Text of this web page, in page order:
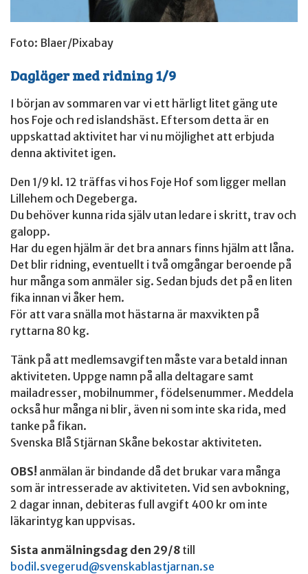
Foto: Blaer/Pixabay
Dagläger med ridning 1/9
I början av sommaren var vi ett härligt litet gäng ute
hos Foje och red islandshäst. Eftersom detta är en
uppskattad aktivitet har vi nu möjlighet att erbjuda
denna aktivitet igen.
Den 1/9 kl. 12 träffas vi hos Foje Hof som ligger mellan
Lillehem och Degeberga.
Du behöver kunna rida själv utan ledare i skritt, trav och
galopp.
Har du egen hjälm är det bra annars finns hjälm att låna.
Det blir ridning, eventuellt i två omgångar beroende på
hur många som anmäler sig. Sedan bjuds det på en liten
fika innan vi åker hem.
För att vara snälla mot hästarna är maxvikten på
ryttarna 80 kg.
Tänk på att medlemsavgiften måste vara betald innan
aktiviteten. Uppge namn på alla deltagare samt
mailadresser, mobilnummer, födelsenummer. Meddela
också hur många ni blir, även ni som inte ska rida, med
tanke på fikan.
Svenska Blå Stjärnan Skåne bekostar aktiviteten.
OBS! anmälan är bindande då det brukar vara många
som är intresserade av aktiviteten. Vid sen avbokning,
2 dagar innan, debiteras full avgift 400 kr om inte
läkarintyg kan uppvisas.
Sista anmälningsdag den 29/8 till
bodil.svegerud@svenskablastjarnan.se